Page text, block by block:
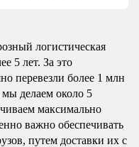
логистическая
5 лет. За это
перевезли более 1 млн
делаем около 5
максимально
важно обеспечивать
путем доставки их с